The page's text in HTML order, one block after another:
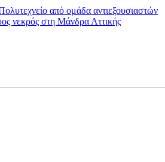
από ομάδα αντιεξουσιαστών
νεκρός στη Μάνδρα Αττικής